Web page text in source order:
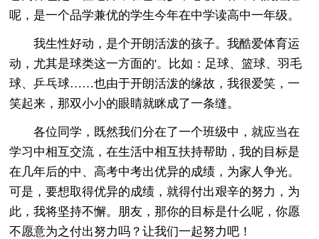
呢，是一个品学兼优的学生今年在中学读高中一年级。
我生性好动，是个开朗活泼的孩子。我酷爱体育运
动，尤其是球类这一方面的'。比如：足球、篮球、羽毛
球、乒乓球……也由于开朗活泼的缘故，我很爱笑，一
笑起来，那双小小的眼睛就眯成了一条缝。
各位同学，既然我们分在了一个班级中，就应当在
学习中相互交流，在生活中相互扶持帮助，我的目标是
在几年后的中、高考中考出优异的成绩，为家人争光。
可是，要想取得优异的成绩，就得付出艰辛的努力，为
此，我将坚持不懈。朋友，那你的目标是什么呢，你愿
不愿意为之付出努力吗？让我们一起努力吧！